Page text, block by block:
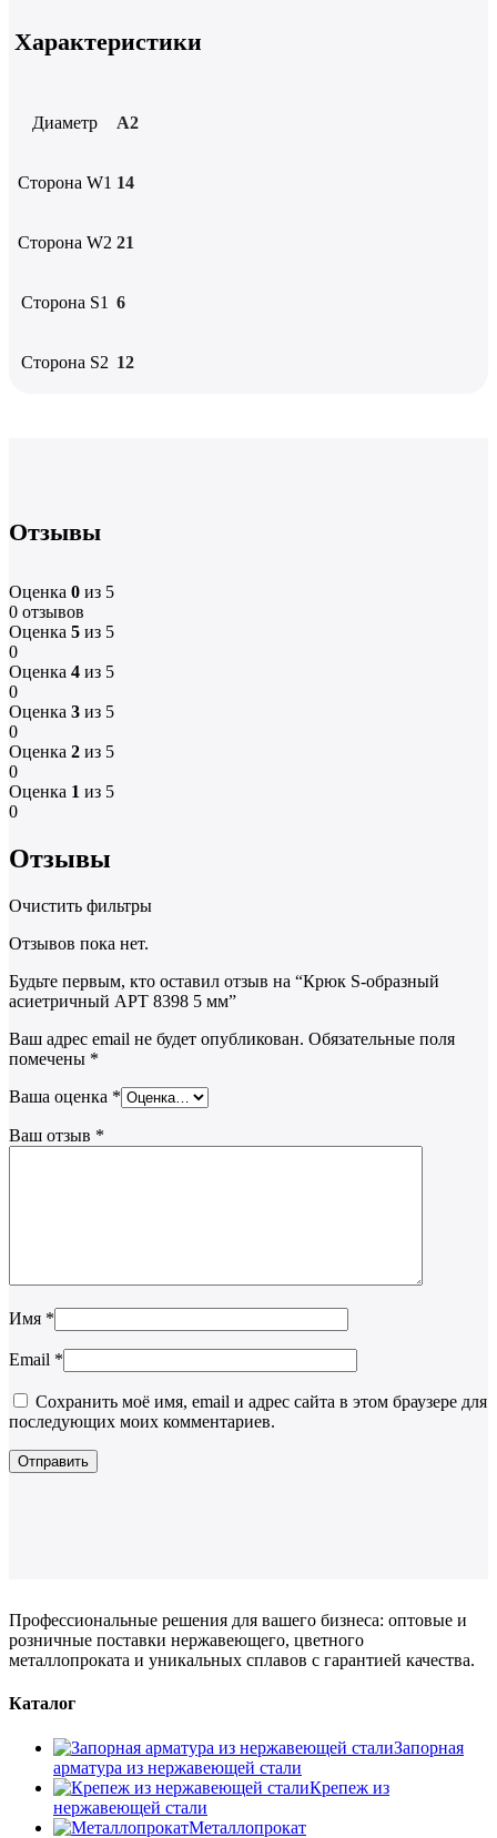
Характеристики
Диаметр А2
Сторона W1 14
Сторона W2 21
Сторона S1 6
Сторона S2 12
Отзывы
Оценка 0 из 5
0 отзывов
Оценка 5 из 5
0
Оценка 4 из 5
0
Оценка 3 из 5
0
Оценка 2 из 5
0
Оценка 1 из 5
0
Отзывы
Очистить фильтры
Отзывов пока нет.
Будьте первым, кто оставил отзыв на “Крюк S-образный
асиетричный АРТ 8398 5 мм”
Ваш адрес email не будет опубликован. Обязательные поля
помечены *
Ваша оценка *
Ваш отзыв *
Имя *
Email *
Сохранить моё имя, email и адрес сайта в этом браузере для
последующих моих комментариев.
Профессиональные решения для вашего бизнеса: оптовые и
розничные поставки нержавеющего, цветного
металлопроката и уникальных сплавов с гарантией качества.
Каталог
Запорная
арматура из нержавеющей стали
Крепеж из
нержавеющей стали
Металлопрокат